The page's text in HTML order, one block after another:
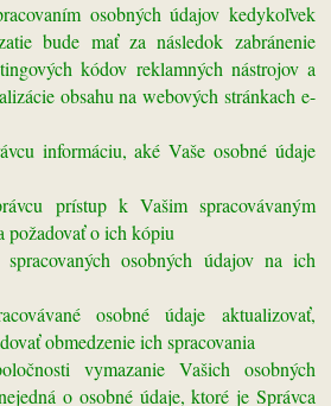
osobných údajov kedykoľvek
bude mať za následok zabránenie
kódov reklamných nástrojov a
obsahu na webových stránkach e-
informáciu, aké Vaše osobné údaje
prístup k Vašim spracovávaným
požadovať o ich kópiu
spracovaných osobných údajov na ich
osobné údaje aktualizovať,
obmedzenie ich spracovania
vymazanie Vašich osobných
o osobné údaje, ktoré je Správca